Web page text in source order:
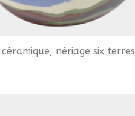
nériage six terres